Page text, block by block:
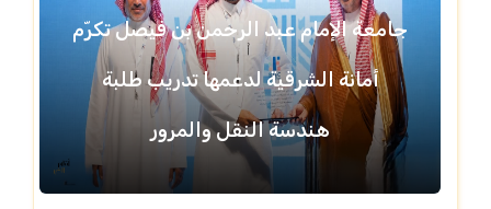
جامعة الإمام عبد الرحمن بن فيصل تكرّم
أمانة الشرقية لدعمها تدريب طلبة
هندسة النقل والمرور